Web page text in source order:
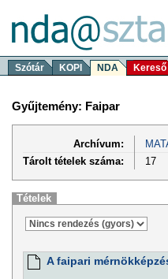
Szótár KOPI NDA Kereső
Gyűjtemény: Faipar
Archívum:
Tárolt tételek száma:
17
Tételek
A faipari